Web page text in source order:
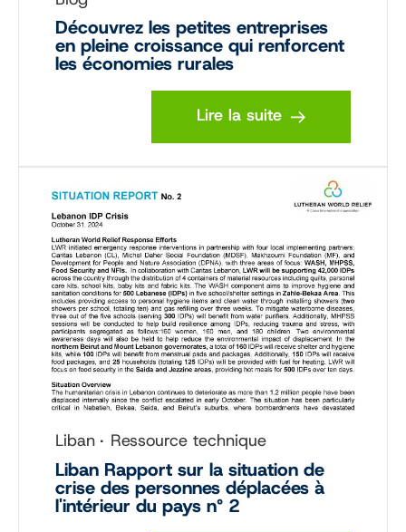
Découvrez les petites entreprises
en pleine croissance qui renforcent
les économies rurales
Lire la suite
Liban Ressource technique
Liban Rapport sur la situation de
crise des personnes déplacées à
l'intérieur du pays n° 2